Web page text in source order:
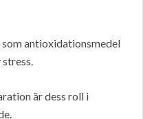
antioxidationsmedel
är dess roll i